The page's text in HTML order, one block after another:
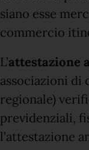
siano esse
commercio
L’attestazione
associazioni di
regionale)
previdenziali,
l’attestazione